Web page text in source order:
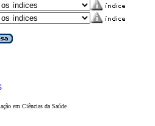
em Ciências da Saúde